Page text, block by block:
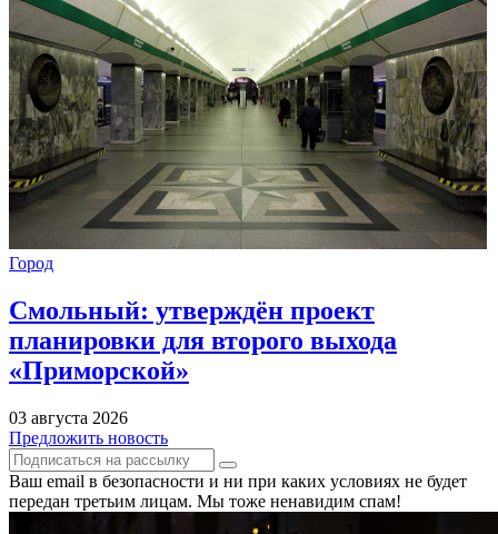
Город
Смольный: утверждён проект
планировки для второго выхода
«Приморской»
03 августа 2026
Предложить новость
Ваш email в безопасности и ни при каких условиях не будет
передан третьим лицам. Мы тоже ненавидим спам!